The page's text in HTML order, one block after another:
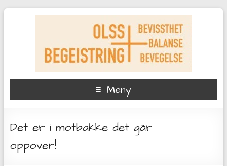
Meny
Det er i motbakke det går
oppover!